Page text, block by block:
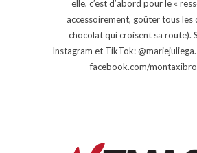
elle, c’est d’abord pour le «
accessoirement, goûter tous les
chocolat qui croisent sa route).
Instagram et TikTok:
facebook.com/